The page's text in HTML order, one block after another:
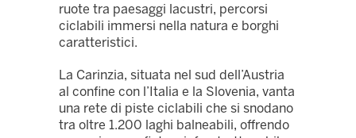
ruote tra paesaggi lacustri, percorsi
ciclabili immersi nella natura e borghi
caratteristici.
La Carinzia, situata nel sud dell’Austria
al confine con l’Italia e la Slovenia, vanta
una rete di piste ciclabili che si snodano
tra oltre 1.200 laghi balneabili, offrendo